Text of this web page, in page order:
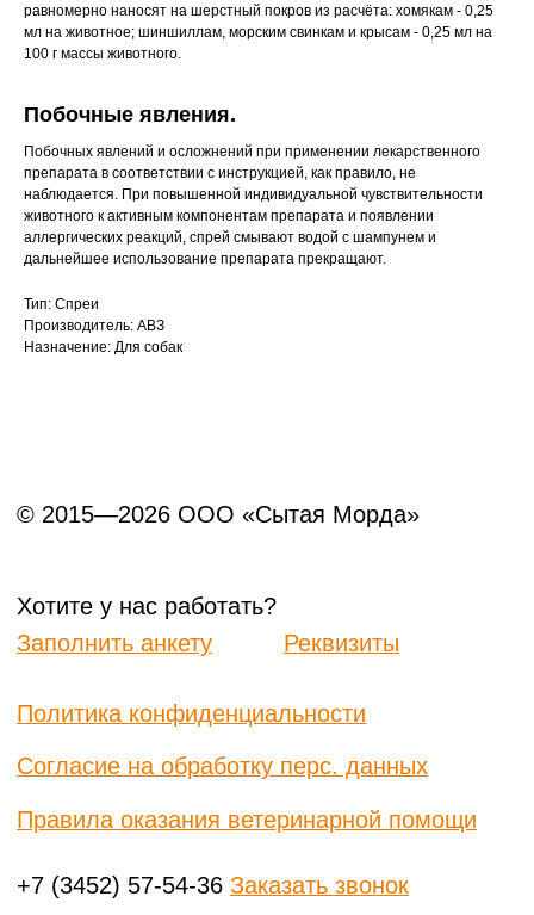
равномерно наносят на шерстный покров из расчёта: хомякам - 0,25
мл на животное; шиншиллам, морским свинкам и крысам - 0,25 мл на
100 г массы животного.
Побочные явления.
Побочных явлений и осложнений при применении лекарственного
препарата в соответствии с инструкцией, как правило, не
наблюдается. При повышенной индивидуальной чувствительности
животного к активным компонентам препарата и появлении
аллергических реакций, спрей смывают водой с шампунем и
дальнейшее использование препарата прекращают.
Тип: Спреи
Производитель: АВЗ
Назначение: Для собак